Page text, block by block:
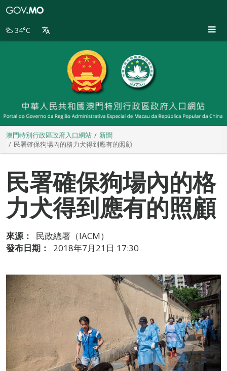
別
34°C
澳門特別行政區政府入口網站
新聞
民署確保狗場內的格力犬得到應有的照顧
民署確保狗場內的格
力犬得到應有的照顧
來源：
民政總署（IACM）
發布日期：
2018年7月21日 17:30